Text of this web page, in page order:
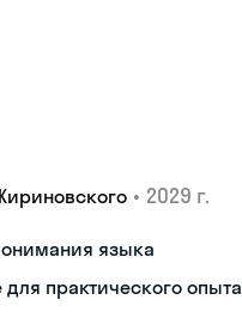
• 2029 г.
языка
практического опыта